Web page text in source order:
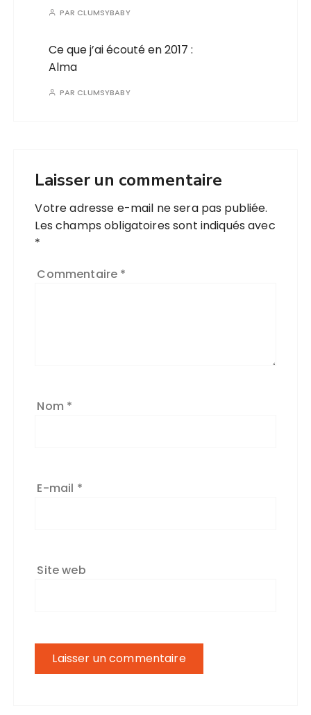
PAR CLUMSYBABY
Ce que j’ai écouté en 2017 :
Alma
PAR CLUMSYBABY
Laisser un commentaire
Votre adresse e-mail ne sera pas publiée.
Les champs obligatoires sont indiqués avec
*
Commentaire *
Nom *
E-mail *
Site web